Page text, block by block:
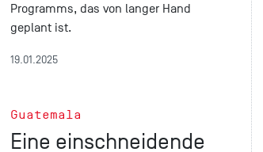
Programms, das von langer Hand
geplant ist.
19.01.2025
Guatemala
Eine einschneidende